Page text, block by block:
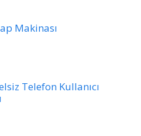
Makinası
Telefon Kullanıcı